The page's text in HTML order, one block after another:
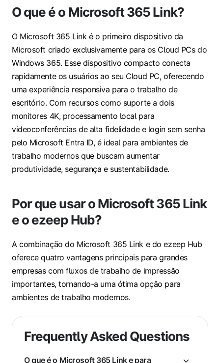
O que é o Microsoft 365 Link?
O Microsoft 365 Link é o primeiro dispositivo da
Microsoft criado exclusivamente para os Cloud PCs do
Windows 365. Esse dispositivo compacto conecta
rapidamente os usuários ao seu Cloud PC, oferecendo
uma experiência responsiva para o trabalho de
escritório. Com recursos como suporte a dois
monitores 4K, processamento local para
videoconferências de alta fidelidade e login sem senha
pelo Microsoft Entra ID, é ideal para ambientes de
trabalho modernos que buscam aumentar
produtividade, segurança e sustentabilidade.
Por que usar o Microsoft 365 Link
e o ezeep Hub?
A combinação do Microsoft 365 Link e do ezeep Hub
oferece quatro vantagens principais para grandes
empresas com fluxos de trabalho de impressão
importantes, tornando-a uma ótima opção para
ambientes de trabalho modernos.
Frequently Asked Questions
O que é o Microsoft 365 Link e para